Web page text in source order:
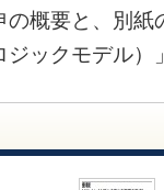
概要と、別紙
ックモデル）